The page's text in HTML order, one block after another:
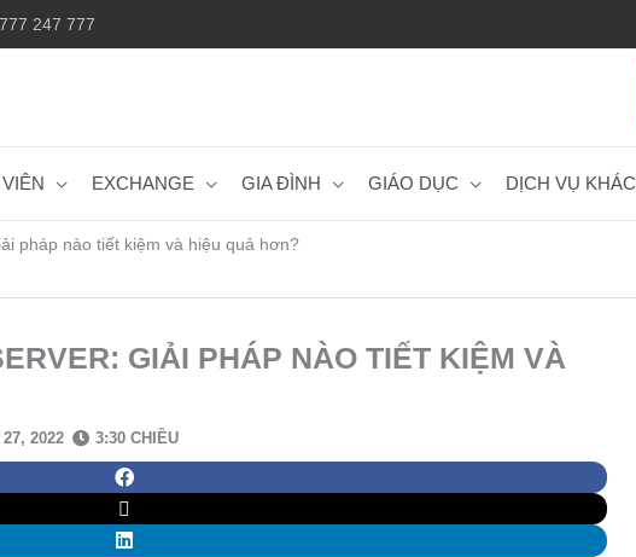
247 777
EXCHANGE GIA ĐÌNH GIÁO DỤC DỊCH VỤ KHÁC
pháp nào tiết kiệm và hiệu quả hơn?
GIẢI PHÁP NÀO TIẾT KIỆM VÀ
2022 3:30 CHIỀU